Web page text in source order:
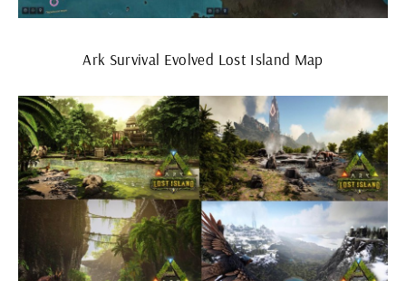
Ark Survival Evolved Lost Island Map